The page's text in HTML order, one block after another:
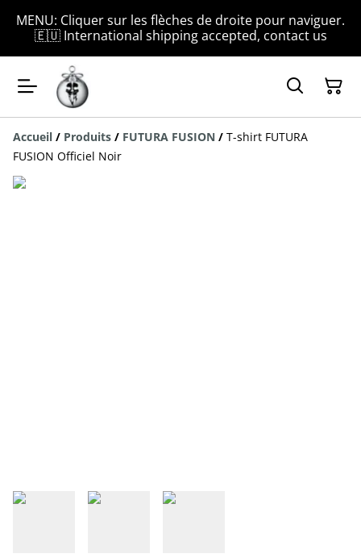
MENU: Cliquer sur les flèches de droite pour naviguer.
🇪🇺 International shipping accepted, contact us
Accueil / Produits / FUTURA FUSION / T-shirt FUTURA
FUSION Officiel Noir